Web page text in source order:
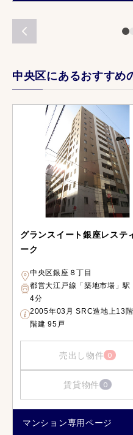
中央区にあるおすすめ
グランスイート銀座レステ
ーク
中央区銀座８丁目
都営大江戸線「築地市場」
4分
2005年03月 SRC造地上13
階建 95戸
売出し物件 0
賃貸物件 0
マンション専用ページ